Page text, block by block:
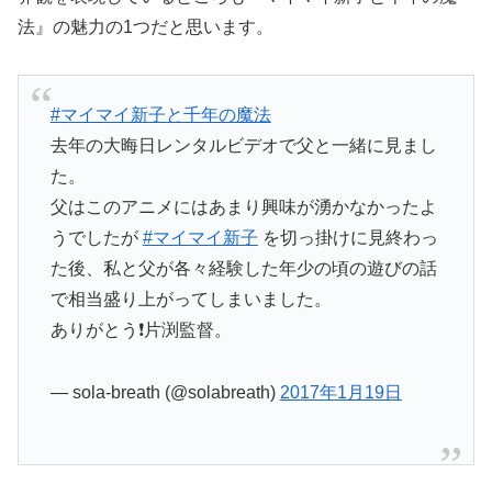
法』の魅力の1つだと思います。
#マイマイ新子と千年の魔法
去年の大晦日レンタルビデオで父と一緒に見まし
た。
父はこのアニメにはあまり興味が湧かなかったよ
うでしたが #マイマイ新子 を切っ掛けに見終わっ
た後、私と父が各々経験した年少の頃の遊びの話
で相当盛り上がってしまいました。
ありがとう❗片渕監督。
— sola-breath (@solabreath) 2017年1月19日